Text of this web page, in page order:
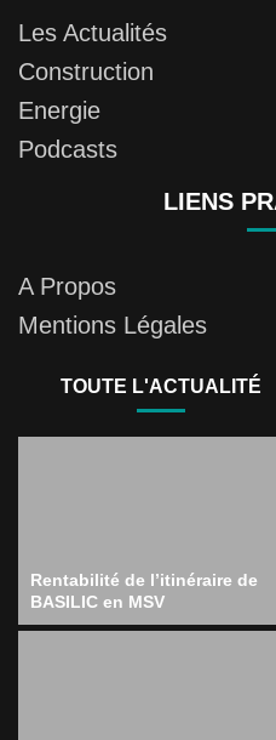
Les Actualités
Construction
Energie
Podcasts
LIENS
A Propos
Mentions Légales
TOUTE L'ACTUALITÉ
Rentabilité de l’itinéraire de
BASILIC en MSV